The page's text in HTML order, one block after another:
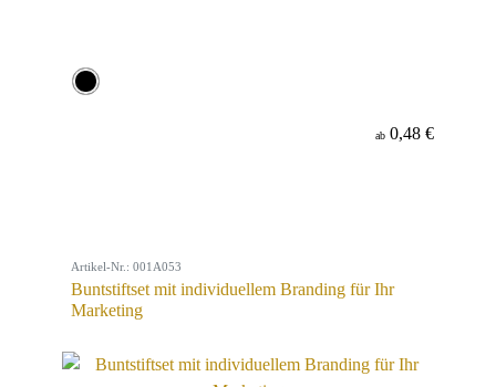
ab 0,48 €
Artikel-Nr.: 001A053
Buntstiftset mit individuellem Branding für Ihr
Marketing